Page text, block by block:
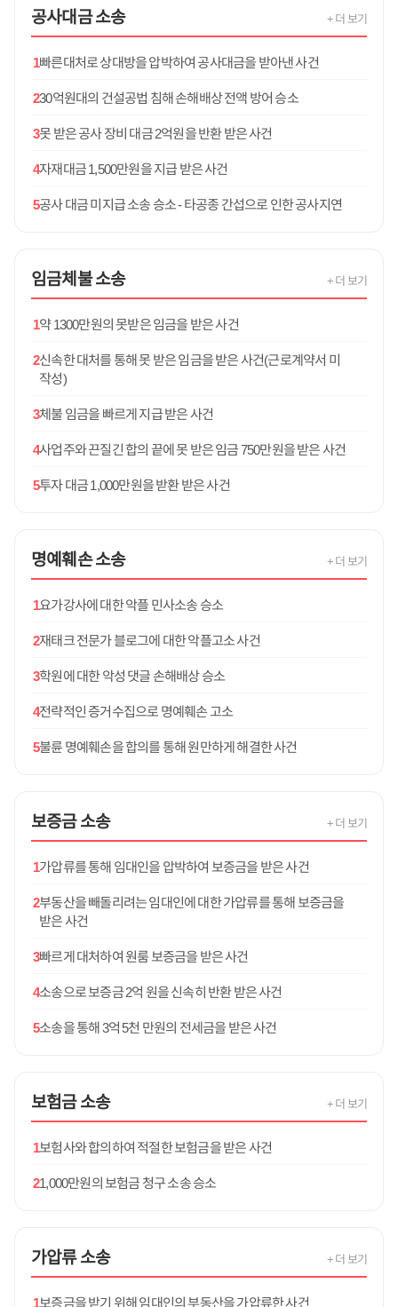
공사대금소송 + 더 보기
1빠른대처로 상대방을 압박하여 공사대금을 받아낸 사건
230억원대의 건설공법 침해 손해배상 전액 방어 승소
3못 받은 공사 장비 대금 2억원을 반환 받은 사건
4자재대금 1,500만원을 지급 받은 사건
5공사 대금 미지급 소송 승소 - 타공종 간섭으로 인한 공사지연
임금체불소송 + 더 보기
1약 1300만원의 못받은 임금을 받은 사건
2신속한 대처를 통해 못 받은 임금을 받은 사건(근로계약서 미
작성)
3체불 임금을 빠르게 지급 받은 사건
4사업주와 끈질긴 합의 끝에 못 받은 임금 750만원을 받은 사건
5투자 대금 1,000만원을 받환 받은 사건
명예훼손소송 + 더 보기
1요가강사에 대한 악플 민사소송 승소
2재태크 전문가 블로그에 대한 악플고소 사건
3학원에 대한 악성 댓글 손해배상 승소
4전략적인 증거수집으로 명예훼손 고소
5불륜 명예훼손을 합의를 통해 원만하게 해결한 사건
보증금소송 + 더 보기
1가압류를 통해 임대인을 압박하여 보증금을 받은 사건
2부동산을 빼돌리려는 임대인에 대한 가압류를 통해 보증금을
받은 사건
3빠르게 대처하여 원룸 보증금을 받은 사건
4소송으로 보증금 2억 원을 신속히 반환 받은 사건
5소송을 통해 3억 5천 만원의 전세금을 받은 사건
보험금소송 + 더 보기
1보험사와 합의하여 적절한 보험금을 받은 사건
21,000만원의 보험금 청구 소송 승소
가압류소송 + 더 보기
1보증금을 받기 위해 임대인의 부동산을 가압류한 사건